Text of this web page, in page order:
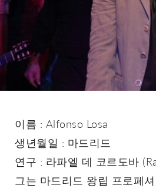
이름 : Alfonso Losa
생년월일 : 마드리드
연구 : 라파엘 데 코르도바
그는 마드리드 왕립 프로페